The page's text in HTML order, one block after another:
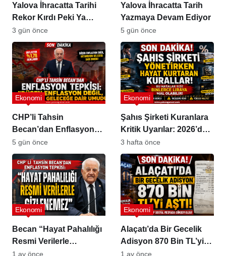
Yalova İhracatta Tarihi
Rekor Kırdı Peki Ya
İşçinin Cüzdanı?
3 gün önce
Yalova İhracatta Tarih
Yazmaya Devam Ediyor
5 gün önce
CHP’li Tahsin
Becan’dan Enflasyon
Tepkisi
Ekonomi
5 gün önce
Şahıs Şirketi Kuranlara
Kritik Uyarılar: 2026’da
Vergi ve SGK Hataları
Binlerce Liraya Mal
Olabilir
Ekonomi
3 hafta önce
Becan “Hayat Pahalılığı
Resmi Verilerle
Gizlenemez”
Ekonomi
1 ay önce
Alaçatı’da Bir Gecelik
Adisyon 870 Bin TL’yi
Aştı
Ekonomi
1 ay önce